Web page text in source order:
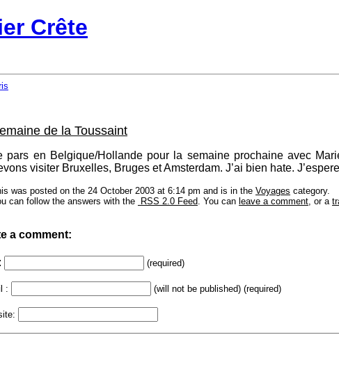
Crête
de la Toussaint
pars en Belgique/Hollande pour la semaine prochaine avec
visiter Bruxelles, Bruges et Amsterdam. J’ai bien hate.
was posted on the 24 October 2003 at 6:14 pm and is in the Voyages category.
can follow the answers with the
RSS 2.0 Feed . You can leave a comment , or a
a comment:
: (required)
: (will not be published) (required)